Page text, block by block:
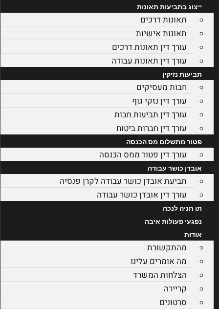
ייצוג בתביעות תאונות
תאונות דרכים
תאונות אישיות
עורך דין תאונות דרכים
עורך דין תאונות עבודה
תביעות נזיקין
חבות מעסיקים
עורך דין נזקי גוף
עורך דין תביעות חבות
עורך דין חברות ביטוח
פטור מתשלום מס הכנסה
עורך דין פטור ממס הכנסה
אובדן כושר עבודה
תביעת אובדן כושר עבודה לקרן פנסיה
עורך דין אובדן כושר עבודה
תו חניה לנכה
נפגעי פעולות איבה
אודות
מהתקשורת
מה אומרים עלינו
הצלחות המשרד
קריירה
סרטונים